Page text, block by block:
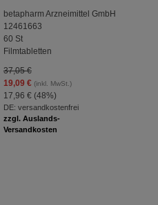
betapharm Arzneimittel GmbH
12461663
60 St
Filmtabletten
37,05 €
19,09 €(inkl. MwSt.)
17,96 € (48%)
DE: versandkostenfrei
zzgl. Auslands-
Versandkosten